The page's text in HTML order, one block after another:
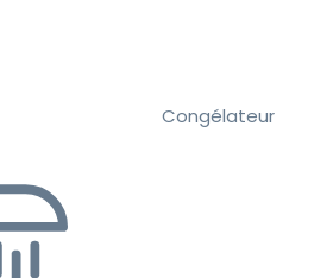
Congélateur